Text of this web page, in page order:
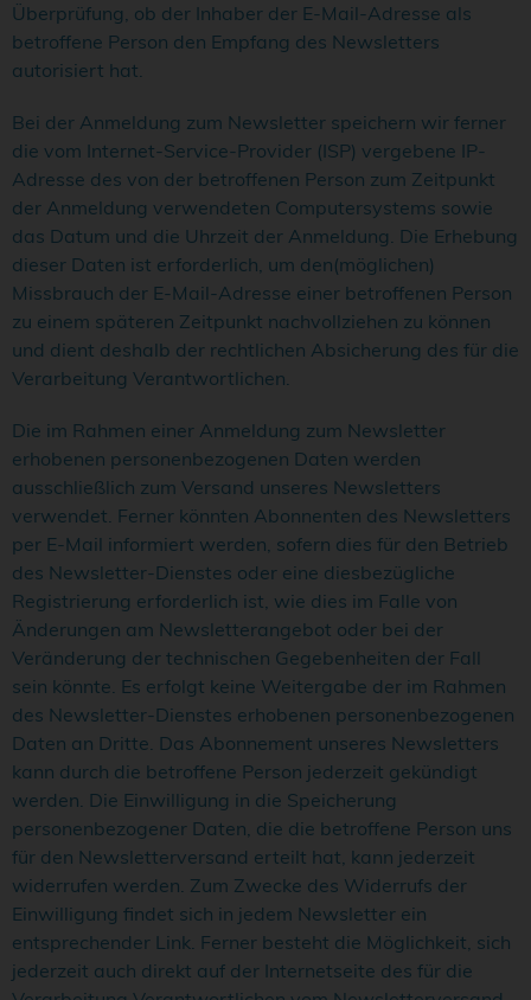
Überprüfung, ob der Inhaber der E-Mail-Adresse als
betroffene Person den Empfang des Newsletters
autorisiert hat.
Bei der Anmeldung zum Newsletter speichern wir ferner
die vom Internet-Service-Provider (ISP) vergebene IP-
Adresse des von der betroffenen Person zum Zeitpunkt
der Anmeldung verwendeten Computersystems sowie
das Datum und die Uhrzeit der Anmeldung. Die Erhebung
dieser Daten ist erforderlich, um den(möglichen)
Missbrauch der E-Mail-Adresse einer betroffenen Person
zu einem späteren Zeitpunkt nachvollziehen zu können
und dient deshalb der rechtlichen Absicherung des für die
Verarbeitung Verantwortlichen.
Die im Rahmen einer Anmeldung zum Newsletter
erhobenen personenbezogenen Daten werden
ausschließlich zum Versand unseres Newsletters
verwendet. Ferner könnten Abonnenten des Newsletters
per E-Mail informiert werden, sofern dies für den Betrieb
des Newsletter-Dienstes oder eine diesbezügliche
Registrierung erforderlich ist, wie dies im Falle von
Änderungen am Newsletterangebot oder bei der
Veränderung der technischen Gegebenheiten der Fall
sein könnte. Es erfolgt keine Weitergabe der im Rahmen
des Newsletter-Dienstes erhobenen personenbezogenen
Daten an Dritte. Das Abonnement unseres Newsletters
kann durch die betroffene Person jederzeit gekündigt
werden. Die Einwilligung in die Speicherung
personenbezogener Daten, die die betroffene Person uns
für den Newsletterversand erteilt hat, kann jederzeit
widerrufen werden. Zum Zwecke des Widerrufs der
Einwilligung findet sich in jedem Newsletter ein
entsprechender Link. Ferner besteht die Möglichkeit, sich
jederzeit auch direkt auf der Internetseite des für die